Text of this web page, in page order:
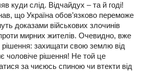
куди слід. Відчайдух – та й годі!
що Україна обов’язково переможе
доказами військових злочинів
мирних жителів. Очевидно, вже
рішення: захищати свою землю від
чоловіче рішення! Не той це
за чиєюсь спиною чи втекти від